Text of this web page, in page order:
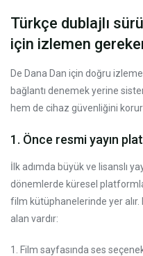
Türkçe dublajlı
için izlemen
De Dana Dan için doğru
bağlantı denemek yerine
hem de cihaz güvenliğini
1. Önce resmi yayın
İlk adımda büyük ve lisanslı
dönemlerde küresel
film kütüphanelerinde yer
alan vardır:
1. Film sayfasında ses